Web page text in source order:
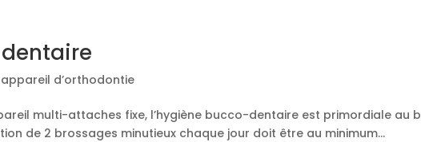
d’orthodontie
multi-attaches fixe, l’hygiène bucco-dentaire est primordiale au
de 2 brossages minutieux chaque jour doit être au minimum...